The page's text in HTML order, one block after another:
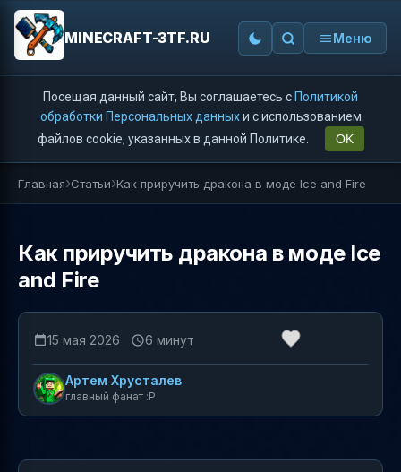
MINECRAFT-3TF.RU Меню
Посещая данный сайт, Вы соглашаетесь с Политикой
обработки Персональных данныхи с использованием
файлов cookie, указанных в данной Политике.
OK
Главная Статьи Как приручить дракона в моде Ice and Fire
Как приручить дракона в моде Ice
and Fire
15 мая 2026 6 минут
Артем Хрусталев
главный фанат :P